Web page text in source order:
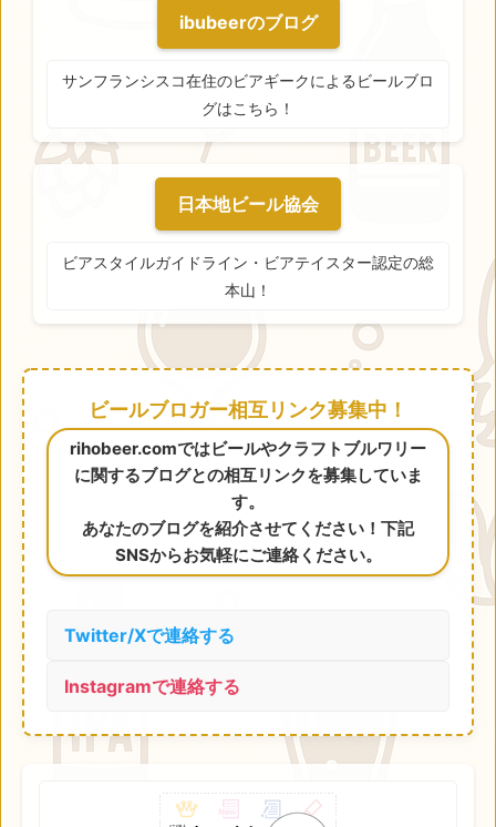
ibubeerのブログ
サンフランシスコ在住のビアギークによるビールブロ
グはこちら！
日本地ビール協会
ビアスタイルガイドライン・ビアテイスター認定の総
本山！
ビールブロガー相互リンク募集中！
rihobeer.comではビールやクラフトブルワリー
に関するブログとの相互リンクを募集していま
す。
あなたのブログを紹介させてください！下記
SNSからお気軽にご連絡ください。
Twitter/Xで連絡する
Instagramで連絡する